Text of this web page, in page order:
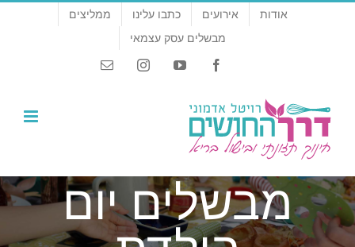
דלג
אודות אירועים כתבו עלינו
ממליצים
מבשלים עסק עצמאי
Facebook
YouTube
Instagram
Email
מבשלים יום